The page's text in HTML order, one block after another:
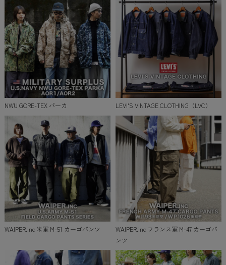
NWU GORE-TEX パーカ LEVI'S VINTAGE CLOTHING（LVC）
WAIPER.inc 米軍 M-51 カーゴパンツ
WAIPER.inc フランス軍 M-47 カーゴパ
ンツ